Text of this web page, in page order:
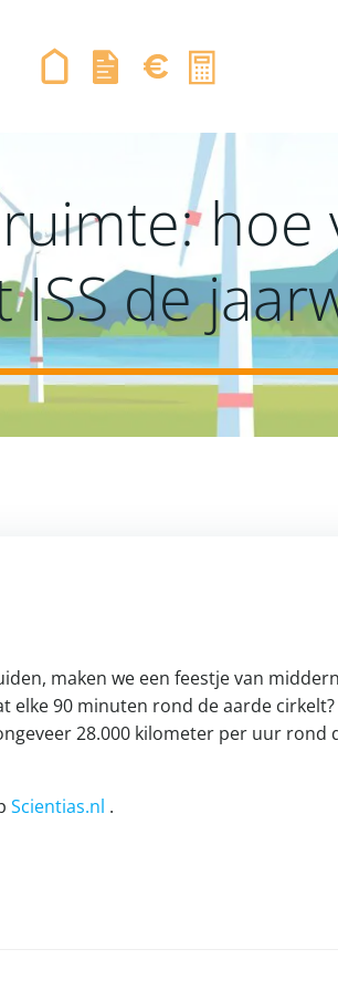
ISS de
maken we een feestje van
elke 90 minuten rond de aarde
28.000 kilometer per uur rond
Scientias.nl .